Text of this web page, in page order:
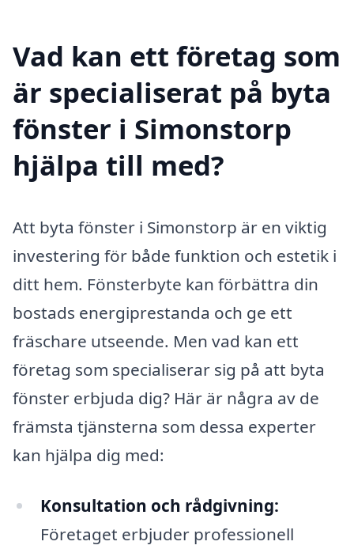
Vad kan ett företag som
är specialiserat på byta
fönster i Simonstorp
hjälpa till med?
Att byta fönster i Simonstorp är en viktig
investering för både funktion och estetik i
ditt hem. Fönsterbyte kan förbättra din
bostads energiprestanda och ge ett
fräschare utseende. Men vad kan ett
företag som specialiserar sig på att byta
fönster erbjuda dig? Här är några av de
främsta tjänsterna som dessa experter
kan hjälpa dig med:
Konsultation och rådgivning:
Företaget erbjuder professionell